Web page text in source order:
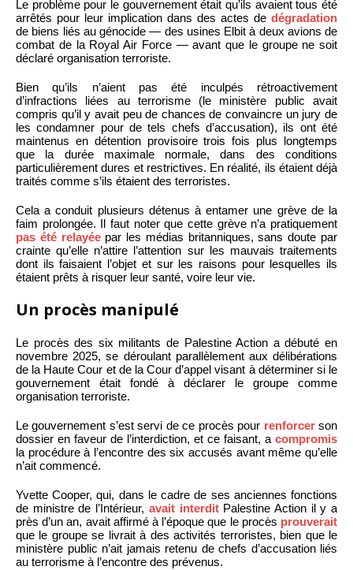
Le problème pour le gouvernement était qu’ils avaient tous été
arrêtés pour leur implication dans des actes de dégradation
de biens liés au génocide — des usines Elbit à deux avions de
combat de la Royal Air Force — avant que le groupe ne soit
déclaré organisation terroriste.
Bien qu’ils n’aient pas été inculpés rétroactivement
d’infractions liées au terrorisme (le ministère public avait
compris qu’il y avait peu de chances de convaincre un jury de
les condamner pour de tels chefs d’accusation), ils ont été
maintenus en détention provisoire trois fois plus longtemps
que la durée maximale normale, dans des conditions
particulièrement dures et restrictives. En réalité, ils étaient déjà
traités comme s’ils étaient des terroristes.
Cela a conduit plusieurs détenus à entamer une grève de la
faim prolongée. Il faut noter que cette grève n’a pratiquement
pas été relayéepar les médias britanniques, sans doute par
crainte qu’elle n’attire l’attention sur les mauvais traitements
dont ils faisaient l’objet et sur les raisons pour lesquelles ils
étaient prêts à risquer leur santé, voire leur vie.
Un procès manipulé
Le procès des six militants de Palestine Action a débuté en
novembre 2025, se déroulant parallèlement aux délibérations
de la Haute Cour et de la Cour d’appel visant à déterminer si le
gouvernement était fondé à déclarer le groupe comme
organisation terroriste.
Le gouvernement s’est servi de ce procès pour renforcerson
dossier en faveur de l’interdiction, et ce faisant, a compromis
la procédure à l’encontre des six accusés avant même qu’elle
n’ait commencé.
Yvette Cooper, qui, dans le cadre de ses anciennes fonctions
de ministre de l’Intérieur, avait interditPalestine Action il y a
près d’un an, avait affirmé à l’époque que le procès prouverait
que le groupe se livrait à des activités terroristes, bien que le
ministère public n’ait jamais retenu de chefs d’accusation liés
au terrorisme à l’encontre des prévenus.